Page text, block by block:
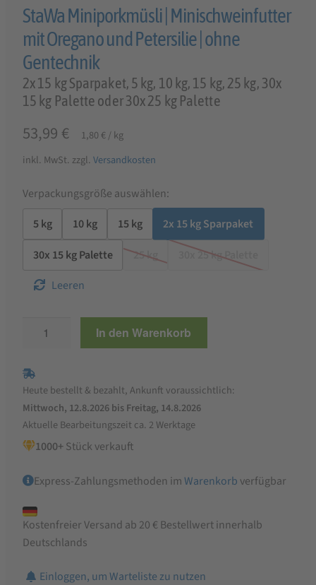
StaWa Miniporkmüsli | Minischweinfutter
mit Oregano und Petersilie | ohne
Gentechnik
2x 15 kg Sparpaket, 5 kg, 10 kg, 15 kg, 25 kg, 30x
15 kg Palette oder 30x 25 kg Palette
53,99 € 1,80 € /kg
inkl. MwSt. zzgl. Versandkosten
Verpackungsgröße auswählen:
5 kg
10 kg 15 kg
2x 15 kg Sparpaket
30x 15 kg Palette
25 kg
30x 25 kg Palette
Leeren
Miniporkmüsli
Minischweinfutter
mit
Oregano
und
Petersilie
ohne
Menge
In den Warenkorb
Heute bestellt & bezahlt, Ankunft voraussichtlich:
Mittwoch, 12.8.2026 bis Freitag, 14.8.2026
Aktuelle Bearbeitungszeit ca. 2 Werktage
1000+Stück verkauft
Express-Zahlungsmethoden imWarenkorb verfügbar
Kostenfreier Versand ab 20 € Bestellwert innerhalb
Deutschlands
Einloggen, um Warteliste zu nutzen